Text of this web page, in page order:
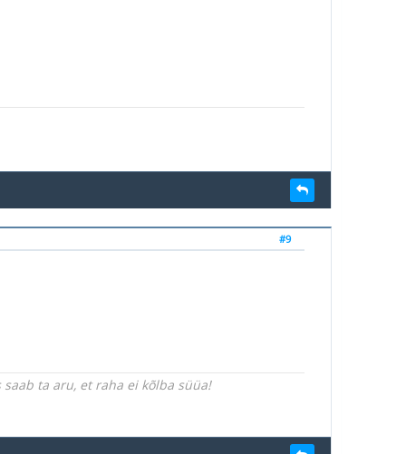
#9
ta aru, et raha ei kõlba süüa!